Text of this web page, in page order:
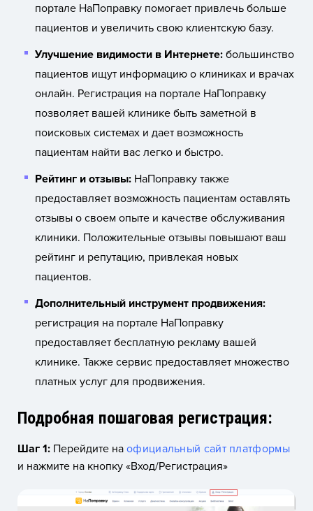
портале НаПоправку помогает привлечь больше
пациентов и увеличить свою клиентскую базу.
Улучшение видимости в Интернете: большинство
пациентов ищут информацию о клиниках и врачах
онлайн. Регистрация на портале НаПоправку
позволяет вашей клинике быть заметной в
поисковых системах и дает возможность
пациентам найти вас легко и быстро.
Рейтинг и отзывы: НаПоправку также
предоставляет возможность пациентам оставлять
отзывы о своем опыте и качестве обслуживания
клиники. Положительные отзывы повышают ваш
рейтинг и репутацию, привлекая новых
пациентов.
Дополнительный инструмент продвижения:
регистрация на портале НаПоправку
предоставляет бесплатную рекламу вашей
клинике. Также сервис предоставляет множество
платных услуг для продвижения.
Подробная пошаговая регистрация:
Шаг 1: Перейдите на официальный сайт платформы
и нажмите на кнопку «Вход/Регистрация»